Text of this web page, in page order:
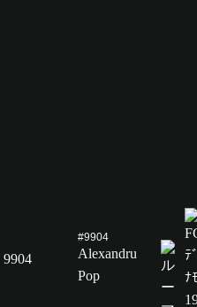
9904
#9904
Alexandru
Pop